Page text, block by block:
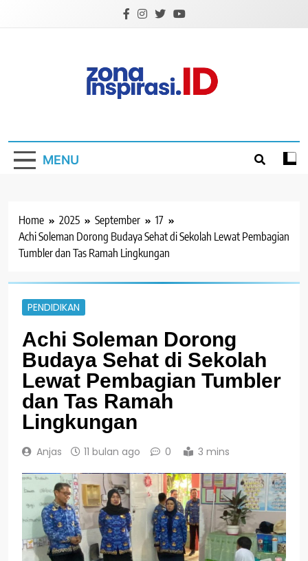
MENU
Home 2025 September
17
Achi Soleman Dorong Budaya Sehat di Sekolah Lewat Pembagian
Tumbler dan Tas Ramah Lingkungan
PENDIDIKAN
Achi Soleman Dorong
Budaya Sehat di Sekolah
Lewat Pembagian Tumbler
dan Tas Ramah
Lingkungan
Anjas 11 bulan ago 0 3 mins